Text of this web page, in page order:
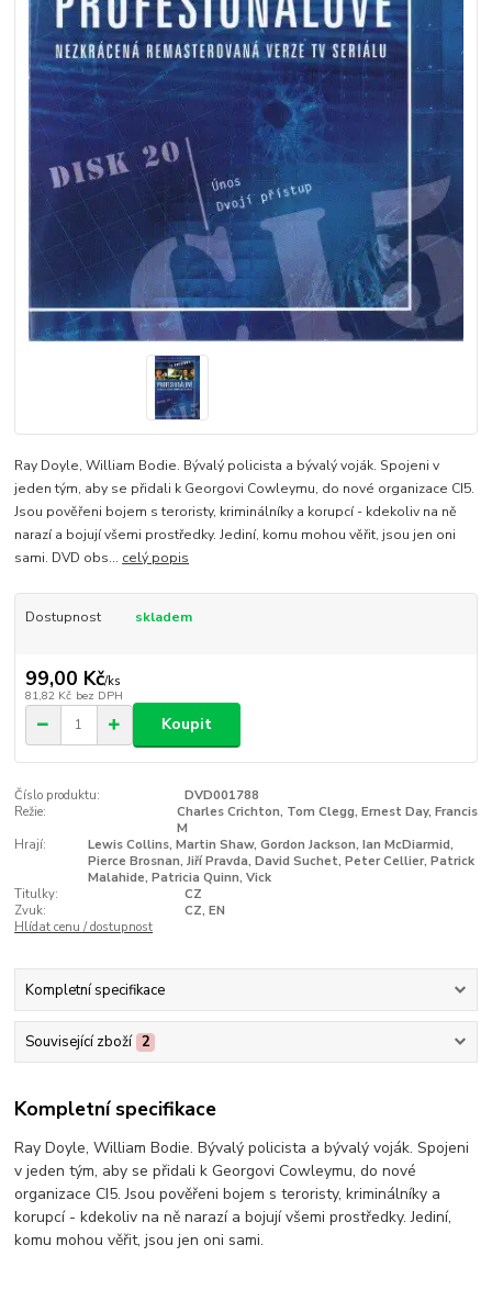
Ray Doyle, William Bodie. Bývalý policista a bývalý voják. Spojeni v
jeden tým, aby se přidali k Georgovi Cowleymu, do nové organizace CI5.
Jsou pověřeni bojem s teroristy, kriminálníky a korupcí - kdekoliv na ně
narazí a bojují všemi prostředky. Jediní, komu mohou věřit, jsou jen oni
sami. DVD obs... celý popis
Dostupnost skladem
99,00 Kč/ks
81,82 Kč bez DPH
Koupit
Číslo produktu:
DVD001788
Režie:
Charles Crichton, Tom Clegg, Ernest Day, Francis
M
Hrají:
Lewis Collins, Martin Shaw, Gordon Jackson, Ian McDiarmid,
Pierce Brosnan, Jiří Pravda, David Suchet, Peter Cellier, Patrick
Malahide, Patricia Quinn, Vick
Titulky:
CZ
Zvuk:
CZ, EN
Hlídat cenu / dostupnost
Kompletní specifikace
Související zboží 2
Kompletní specifikace
Ray Doyle, William Bodie. Bývalý policista a bývalý voják. Spojeni
v jeden tým, aby se přidali k Georgovi Cowleymu, do nové
organizace CI5. Jsou pověřeni bojem s teroristy, kriminálníky a
korupcí - kdekoliv na ně narazí a bojují všemi prostředky. Jediní,
komu mohou věřit, jsou jen oni sami.